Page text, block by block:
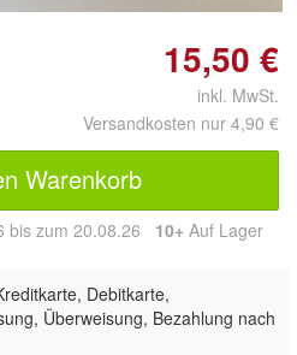
15,50 €
inkl. MwSt.
Versandkosten nur 4,90 €
Warenkorb
bis zum 20.08.26 10+ Auf Lager
Debitkarte,
Überweisung, Bezahlung nach